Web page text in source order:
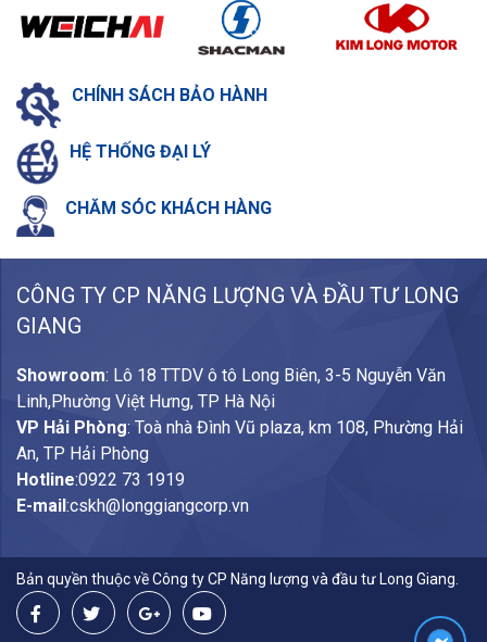
CHÍNH SÁCH BẢO HÀNH
HỆ THỐNG ĐẠI LÝ
CHĂM SÓC KHÁCH HÀNG
CÔNG TY CP NĂNG LƯỢNG VÀ ĐẦU TƯ LONG
GIANG
Showroom: Lô 18 TTDV ô tô Long Biên, 3-5 Nguyễn Văn
Linh,Phường Việt Hưng, TP Hà Nội
VP Hải Phòng: Toà nhà Đình Vũ plaza, km 108, Phường Hải
An, TP Hải Phòng
Hotline:0922 73 1919
E-mail:cskh@longgiangcorp.vn
Bản quyền thuộc về Công ty CP Năng lượng và đầu tư Long Giang.